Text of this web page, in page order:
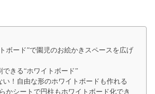
ボード”で園児のお絵かきスペースを広げ
できる“ホワイトボード”
い！自由な形のホワイトボードも作れる
かシートで円柱もホワイトボード化でき